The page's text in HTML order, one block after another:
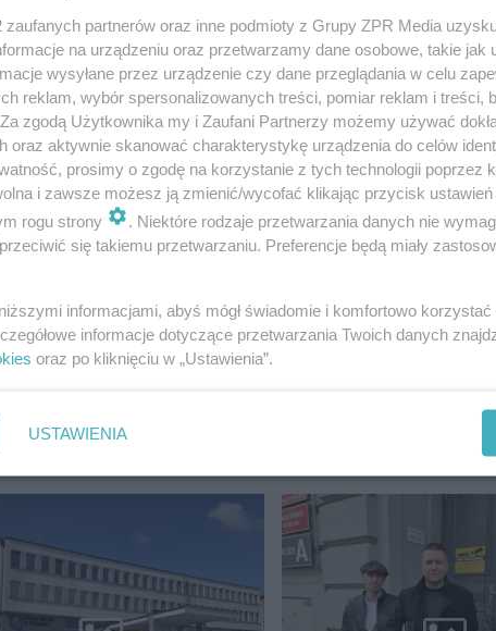
komentarz dyrekcji Powiatowego Zespołu
zaufanych partnerów oraz inne podmioty z Grupy ZPR Media
na urządzeniu oraz przetwarzamy dane osobowe, takie jak
wysyłane przez urządzenie czy dane przeglądania w celu
reklam, wybór spersonalizowanych treści, pomiar reklam i treści,
Za zgodą Użytkownika my i Zaufani Partnerzy możemy używać
oraz aktywnie skanować charakterystykę urządzenia do celów
prosimy o zgodę na korzystanie z tych technologii poprzez
i zawsze możesz ją zmienić/wycofać klikając przycisk
rogu strony
. Niektóre rodzaje przetwarzania danych nie
się takiemu przetwarzaniu. Preferencje będą miały
informacjami, abyś mógł świadomie i komfortowo
informacje dotyczące przetwarzania Twoich danych
oraz po kliknięciu w „Ustawienia”.
USTAWIENIA